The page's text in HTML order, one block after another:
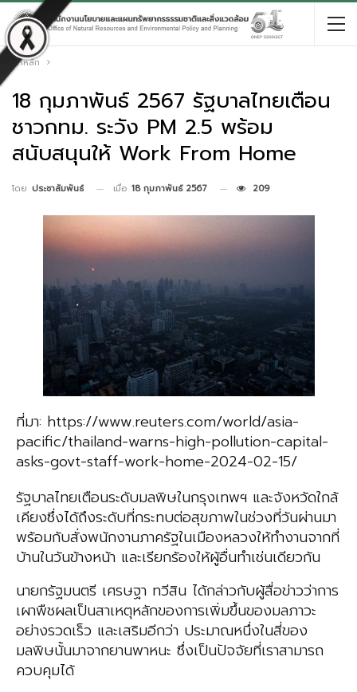
หน้าหลัก
18 กุมภาพันธ์ 2567 รัฐบาลไทยเตือน
ชาวกทม. ระวัง PM 2.5 พร้อม
สนับสนุนให้ Work From Home
โดย ประชาสัมพันธ์ เมื่อ 18 กุมภาพันธ์ 2567 209
ที่มา: https://www.reuters.com/world/asia-
pacific/thailand-warns-high-pollution-capital-
asks-govt-staff-work-home-2024-02-15/
รัฐบาลไทยเตือนระดับมลพิษในกรุงเทพฯ และจังหวัดใกล้
เคียงซึ่งได้ถึงระดับที่กระทบต่อสุขภาพในช่วงที่วันผ่านมา
พร้อมกับสั่งพนักงานภาครัฐในเมืองหลวงให้ทำงานจากที่
บ้านในวันข้างหน้า และเรียกร้องให้ผู้อื่นทำเช่นเดียวกัน
นายกรัฐมนตรี เศรษฐา ทวีสิน ได้กล่าวกับผู้สื่อข่าวว่าการ
เผาพืชผลเป็นสาเหตุหลักของการเพิ่มขึ้นของมลภาวะ
อย่างรวดเร็ว และเสริมอีกว่า ประมาณหนึ่งในสี่ของ
มลพิษนั้นมาจากยานพาหนะ ซึ่งเป็นปัจจัยที่เราสามารถ
ควบคุมได้